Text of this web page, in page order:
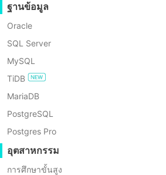
ฐานข้อมูล
Oracle
SQL Server
MySQL
TiDB
MariaDB
PostgreSQL
Postgres Pro
อุตสาหกรรม
การศึกษาขั้นสูง
ทำไมต้องเลือก
การตรวจสอบการกู้คืนของ
ความสามารถในการกู้คืนของข้อมู
สำรองไว้เพื่อให้มั่นใจในความปลอ